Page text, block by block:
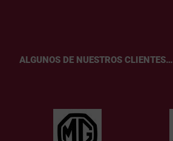
ALGUNOS DE NUESTROS CLIENTES…